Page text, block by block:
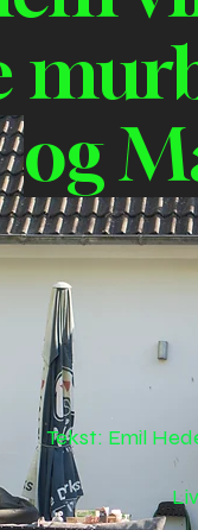
og
Tekst: Emil